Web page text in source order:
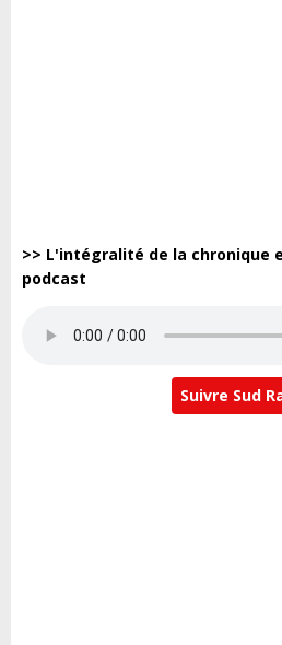
>> L'intégralité de la chronique
podcast
Suivre Sud